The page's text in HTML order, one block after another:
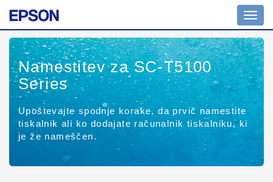
Namestitev za SC-T5100
Series
Upoštevajte spodnje korake, da prvič namestite
tiskalnik ali ko dodajate računalnik tiskalniku, ki
je že nameščen.